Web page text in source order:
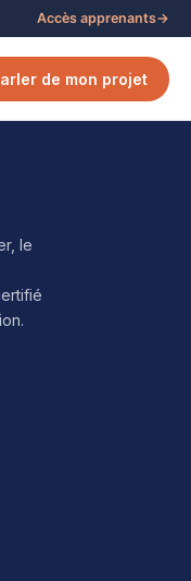
Accès apprenants→
de mon projet
le